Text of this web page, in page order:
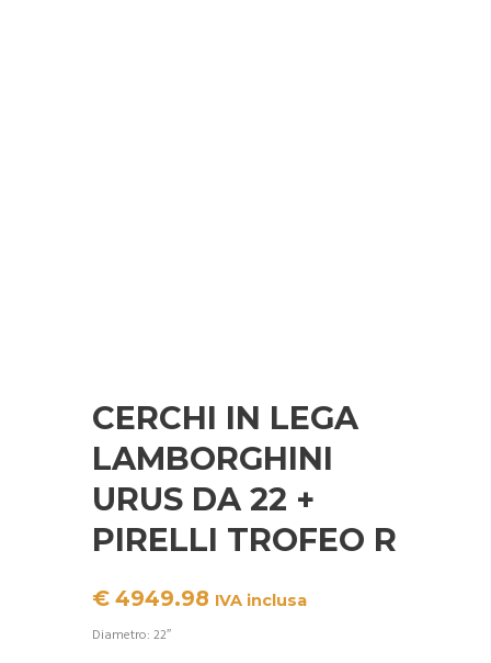
CERCHI IN LEGA
LAMBORGHINI
URUS DA 22 +
PIRELLI TROFEO R
€ 4949.98 IVA inclusa
Diametro: 22″